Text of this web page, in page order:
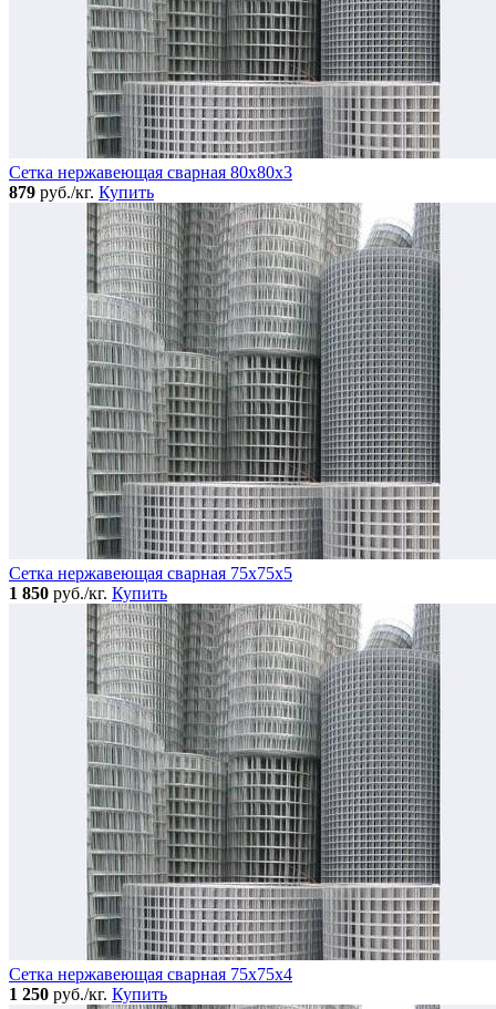
Сетка нержавеющая сварная 80х80х3
879 руб./кг. Купить
Сетка нержавеющая сварная 75х75х5
1 850 руб./кг. Купить
Сетка нержавеющая сварная 75х75х4
1 250 руб./кг. Купить